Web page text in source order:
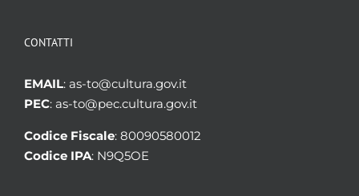
CONTATTI
EMAIL: as-to@cultura.gov.it
PEC: as-to@pec.cultura.gov.it
Codice Fiscale: 80090580012
Codice IPA: N9Q5OE